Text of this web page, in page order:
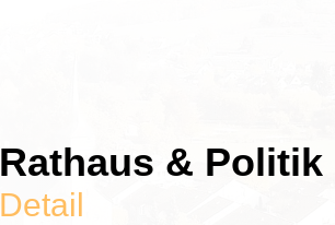
Rathaus & Politik
Detail